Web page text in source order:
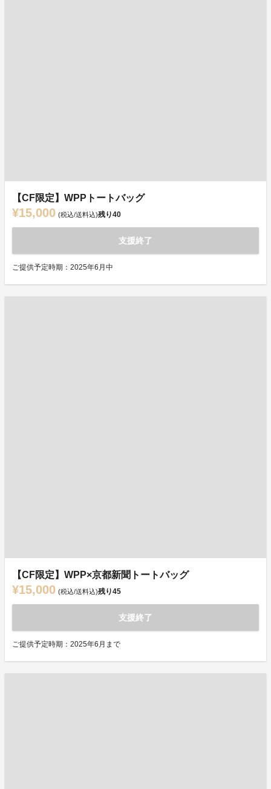
【CF限定】WPPトートバッグ
¥15,000 (税込/送料込)残り40
支援終了
ご提供予定時期：2025年6月中
【CF限定】WPP×京都新聞トートバッグ
¥15,000 (税込/送料込)残り45
支援終了
ご提供予定時期：2025年6月まで